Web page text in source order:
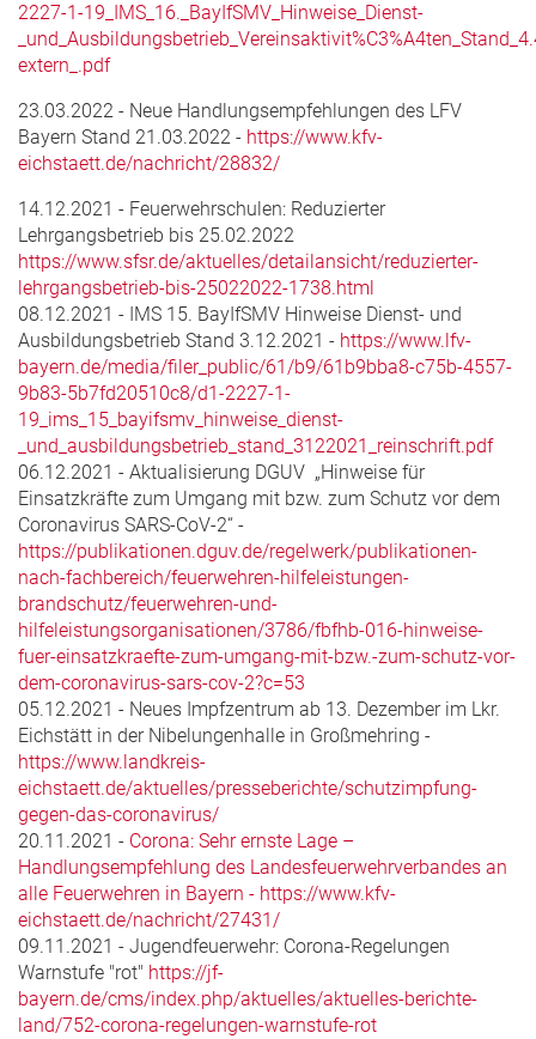
2227-1-19_IMS_16._BayIfSMV_Hinweise_Dienst-
extern_.pdf
23.03.2022 - Neue Handlungsempfehlungen des LFV
Bayern Stand 21.03.2022 - https://www.kfv-
eichstaett.de/nachricht/28832/
14.12.2021 - Feuerwehrschulen: Reduzierter
Lehrgangsbetrieb bis 25.02.2022
https://www.sfsr.de/aktuelles/detailansicht/reduzierter-
lehrgangsbetrieb-bis-25022022-1738.html
08.12.2021 - IMS 15. BayIfSMV Hinweise Dienst- und
Ausbildungsbetrieb Stand 3.12.2021 - https://www.lfv-
bayern.de/media/filer_public/61/b9/61b9bba8-c75b-4557-
9b83-5b7fd20510c8/d1-2227-1-
19_ims_15_bayifsmv_hinweise_dienst-
_und_ausbildungsbetrieb_stand_3122021_reinschrift.pdf
06.12.2021 - Aktualisierung DGUV „Hinweise für
Einsatzkräfte zum Umgang mit bzw. zum Schutz vor dem
Coronavirus SARS-CoV-2“ -
https://publikationen.dguv.de/regelwerk/publikationen-
nach-fachbereich/feuerwehren-hilfeleistungen-
brandschutz/feuerwehren-und-
hilfeleistungsorganisationen/3786/fbfhb-016-hinweise-
fuer-einsatzkraefte-zum-umgang-mit-bzw.-zum-schutz-vor-
dem-coronavirus-sars-cov-2?c=53
05.12.2021 - Neues Impfzentrum ab 13. Dezember im Lkr.
Eichstätt in der Nibelungenhalle in Großmehring -
https://www.landkreis-
eichstaett.de/aktuelles/presseberichte/schutzimpfung-
gegen-das-coronavirus/
20.11.2021 - Corona: Sehr ernste Lage –
Handlungsempfehlung des Landesfeuerwehrverbandes an
alle Feuerwehren in Bayern - https://www.kfv-
eichstaett.de/nachricht/27431/
09.11.2021 - Jugendfeuerwehr: Corona-Regelungen
Warnstufe "rot" https://jf-
bayern.de/cms/index.php/aktuelles/aktuelles-berichte-
land/752-corona-regelungen-warnstufe-rot